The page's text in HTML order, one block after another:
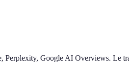
Perplexity, Google AI Overviews. Le